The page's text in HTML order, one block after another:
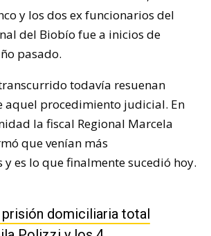
y los dos ex funcionarios del
del Biobío fue a inicios de
pasado.
todavía resuenan
aquel procedimiento judicial. En
la fiscal Regional Marcela
que venían más
es lo que finalmente sucedió hoy.
prisión domiciliaria total